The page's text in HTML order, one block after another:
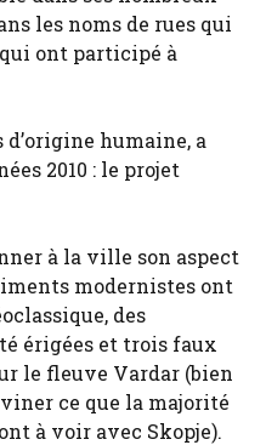
les noms de rues qui
ont participé à
humaine, a
2010 : le projet
à la ville son aspect
modernistes ont
des
érigées et trois faux
le fleuve Vardar (bien
ce que la majorité
à voir avec Skopje).